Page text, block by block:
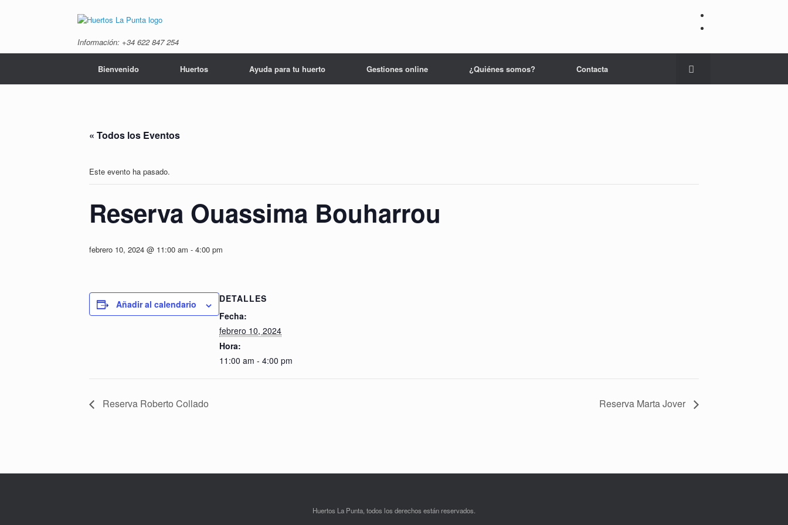
Información: +34 ‭622 847 254‬
Bienvenido Huertos Ayuda para tu huerto Gestiones online ¿Quiénes somos? Contacta
« Todos los Eventos
Este evento ha pasado.
Reserva Ouassima Bouharrou
febrero 10, 2024 @ 11:00 am - 4:00 pm
Añadir al calendario
DETALLES
Fecha:
febrero 10, 2024
Hora:
11:00 am - 4:00 pm
Reserva Roberto Collado Reserva Marta Jover
Huertos La Punta, todos los derechos están reservados.